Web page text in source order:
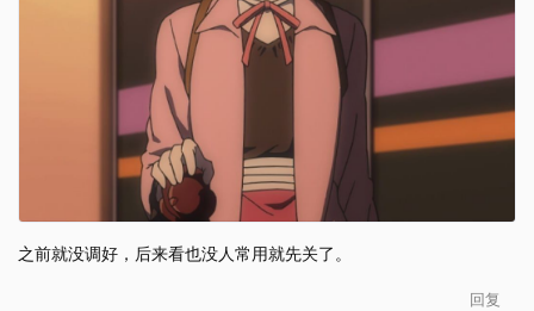
之前就没调好，后来看也没人常用就先关了。
回复